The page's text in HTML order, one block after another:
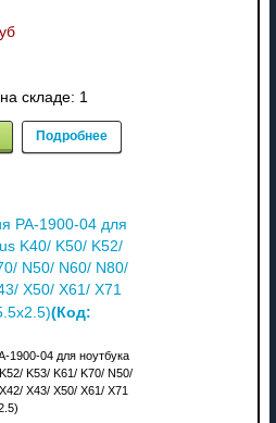
складе: 1
Подробнее
PA-1900-04 для
K40/ K50/ K52/
N50/ N60/ N80/
X50/ X61/ X71
(Код:
1900-04 для ноутбука
K53/ K61/ K70/ N50/
X43/ X50/ X61/ X71